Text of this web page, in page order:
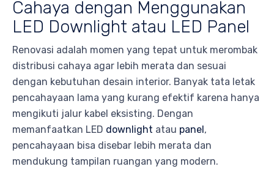
Cahaya dengan Menggunakan
LED Downlight atau LED Panel
Renovasi adalah momen yang tepat untuk merombak
distribusi cahaya agar lebih merata dan sesuai
dengan kebutuhan desain interior. Banyak tata letak
pencahayaan lama yang kurang efektif karena hanya
mengikuti jalur kabel eksisting. Dengan
memanfaatkan LED downlight atau panel,
pencahayaan bisa disebar lebih merata dan
mendukung tampilan ruangan yang modern.